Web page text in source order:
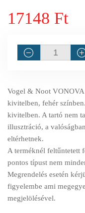
17148 Ft
Vogel & Noot VONOVA
kivitelben, fehér
kivitelben. A tartó nem
illusztráció, a
eltérhetnek.
A terméknél feltűntetett
pontos típust nem
Megrendelés esetén
figyelembe ami
megjelölésével.